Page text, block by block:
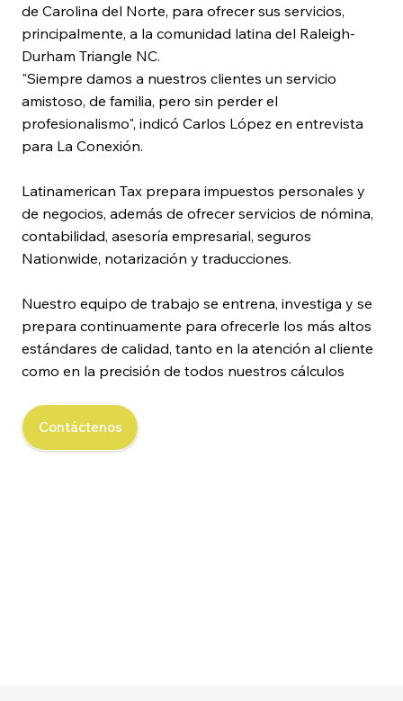
de Carolina del Norte, para ofrecer sus servicios,
principalmente, a la comunidad latina del Raleigh-
Durham Triangle NC.
"Siempre damos a nuestros clientes un servicio
amistoso, de familia, pero sin perder el
profesionalismo", indicó Carlos López en entrevista
para La Conexión.
Latinamerican Tax prepara impuestos personales y
de negocios, además de ofrecer servicios de nómina,
contabilidad, asesoría empresarial, seguros
Nationwide, notarización y traducciones.
Nuestro equipo de trabajo se entrena, investiga y se
prepara continuamente para ofrecerle los más altos
estándares de calidad, tanto en la atención al cliente
como en la precisión de todos nuestros cálculos
Contáctenos